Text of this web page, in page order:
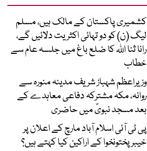
کشمیری پاکستان کے مالک ہیں، مسلم
لیگ (ن) کو دو تہائی اکثریت دلائیں گے،
رانا ثنا اللہ کا ضلع باغ میں جلسہ عام سے
خطاب
وزیراعظم شہباز شریف مدینہ منورہ سے
روانہ، مکہ مشترکہ دفاعی معاہدے کے
بعد مسجد نبویؐ میں حاضری
پی ٹی آئی اسلام آباد مارچ کے اعلان پر
خیبر پختونخوا کے اراکین کیا کہتے ہیں؟